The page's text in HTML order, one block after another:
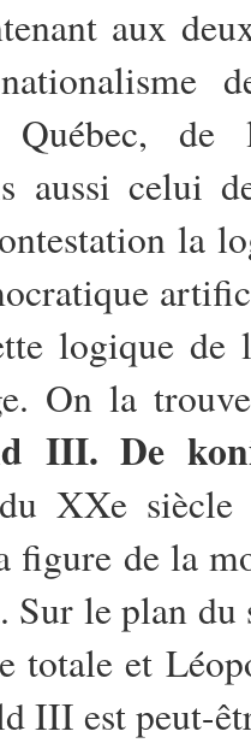
aux
Québec,
aussi celui
la
logique de
On la
III. De
XXe siècle
figure de la
le plan
totale et
III est peut-